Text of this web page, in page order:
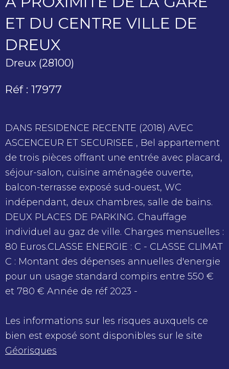
ET DU CENTRE VILLE DE
DREUX
Dreux (28100)
Réf : 17977
DANS RESIDENCE RECENTE (2018) AVEC
ASCENCEUR ET SECURISEE , Bel appartement
de trois pièces offrant une entrée avec placard,
séjour-salon, cuisine aménagée ouverte,
balcon-terrasse exposé sud-ouest, WC
indépendant, deux chambres, salle de bains.
DEUX PLACES DE PARKING. Chauffage
individuel au gaz de ville. Charges mensuelles :
80 Euros.CLASSE ENERGIE : C - CLASSE CLIMAT
C : Montant des dépenses annuelles d'energie
pour un usage standard compirs entre 550 €
et 780 € Année de réf 2023 -
Les informations sur les risques auxquels ce
bien est exposé sont disponibles sur le site
Géorisques